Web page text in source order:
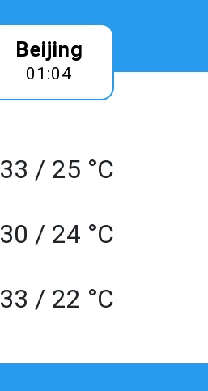
Beijing
01:04
33 / 25 °C
30 / 24 °C
33 / 22 °C